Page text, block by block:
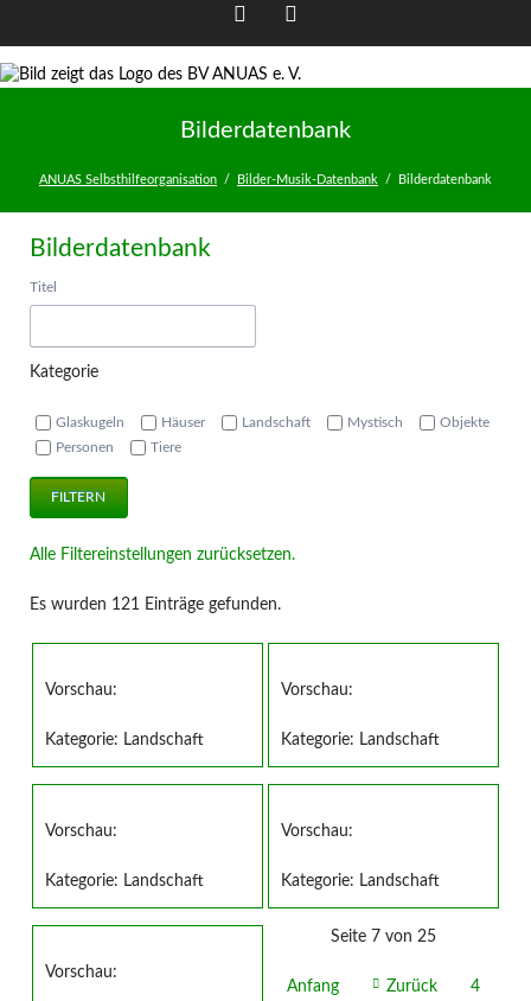
Bilderdatenbank
ANUAS Selbsthilfeorganisation Bilder-Musik-Datenbank Bilderdatenbank
Bilderdatenbank
Titel
Kategorie
Glaskugeln Häuser Landschaft Mystisch
Objekte
Personen
Tiere
FILTERN
Alle Filtereinstellungen zurücksetzen.
Es wurden 121 Einträge gefunden.
Vorschau:
Kategorie: Landschaft
Vorschau:
Kategorie: Landschaft
Vorschau:
Kategorie: Landschaft
Vorschau:
Kategorie: Landschaft
Vorschau:
Seite 7 von 25
Anfang Zurück
4